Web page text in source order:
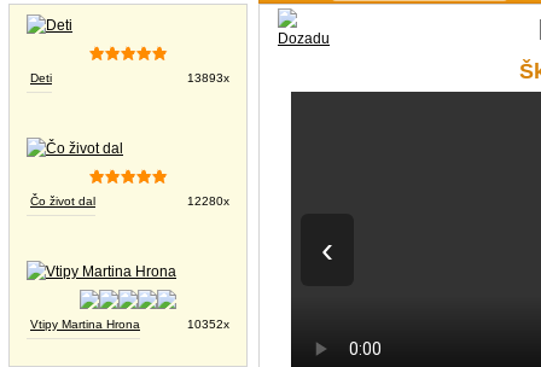
Deti 13893x
Čo život dal 12280x
Vtipy Martina Hrona 10352x
‹